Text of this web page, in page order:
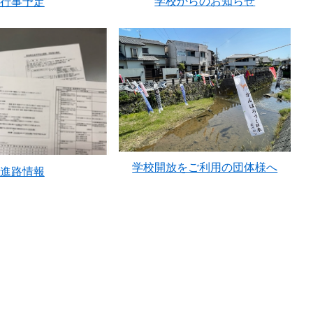
進路情報 学校開放をご利用の団体様へ